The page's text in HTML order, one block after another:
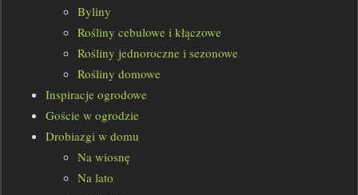
Byliny
Rośliny cebulowe i kłączowe
Rośliny jednoroczne i sezonowe
Rośliny domowe
Inspiracje ogrodowe
Goście w ogrodzie
Drobiazgi w domu
Na wiosnę
Na lato